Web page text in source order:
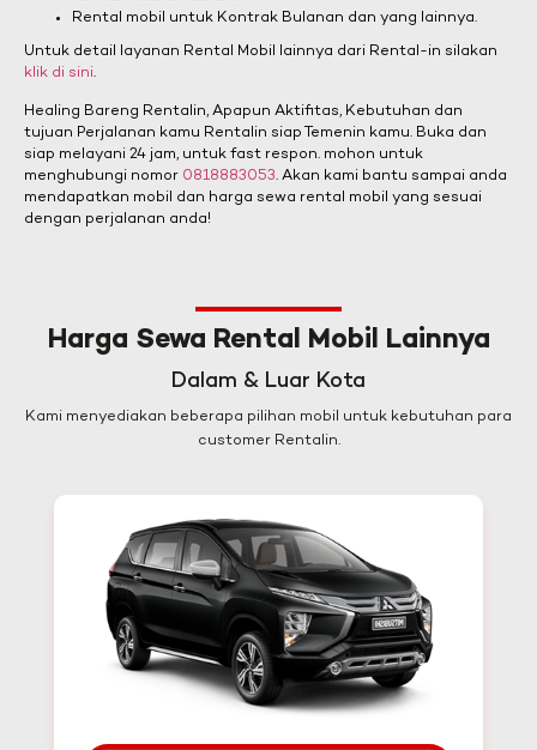
Rental mobil untuk Kontrak Bulanan dan yang lainnya.
Untuk detail layanan Rental Mobil lainnya dari Rental-in silakan
klik di sini.
Healing Bareng Rentalin, Apapun Aktifitas, Kebutuhan dan
tujuan Perjalanan kamu Rentalin siap Temenin kamu. Buka dan
siap melayani 24 jam, untuk fast respon. mohon untuk
menghubungi nomor 0818883053. Akan kami bantu sampai anda
mendapatkan mobil dan harga sewa rental mobil yang sesuai
dengan perjalanan anda!
Harga Sewa Rental Mobil Lainnya
Dalam & Luar Kota
Kami menyediakan beberapa pilihan mobil untuk kebutuhan para
customer Rentalin.